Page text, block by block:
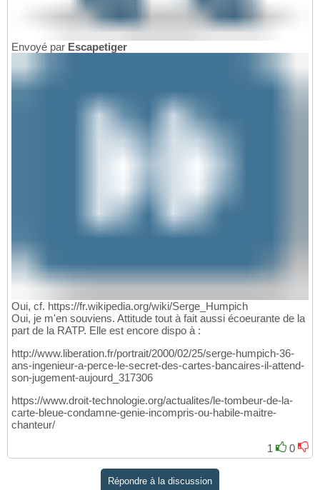
Envoyé par Escapetiger
Oui, cf. https://fr.wikipedia.org/wiki/Serge_Humpich
Oui, je m'en souviens. Attitude tout à fait aussi écoeurante de la
part de la RATP. Elle est encore dispo à :
http://www.liberation.fr/portrait/2000/02/25/serge-humpich-36-
ans-ingenieur-a-perce-le-secret-des-cartes-bancaires-il-attend-
son-jugement-aujourd_317306
https://www.droit-technologie.org/actualites/le-tombeur-de-la-
carte-bleue-condamne-genie-incompris-ou-habile-maitre-
chanteur/
1
0
Répondre à la discussion